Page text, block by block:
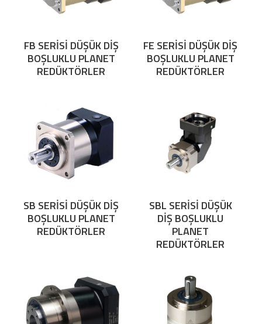
FB SERİSİ DÜŞÜK DİŞ
BOŞLUKLU PLANET
REDÜKTÖRLER
FE SERİSİ DÜŞÜK DİŞ
BOŞLUKLU PLANET
REDÜKTÖRLER
SB SERİSİ DÜŞÜK DİŞ
BOŞLUKLU PLANET
REDÜKTÖRLER
SBL SERİSİ DÜŞÜK
DİŞ BOŞLUKLU
PLANET
REDÜKTÖRLER